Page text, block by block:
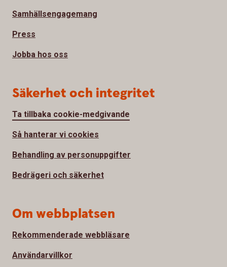
Samhällsengagemang
Press
Jobba hos oss
Säkerhet och integritet
Ta tillbaka cookie-medgivande
Så hanterar vi cookies
Behandling av personuppgifter
Bedrägeri och säkerhet
Om webbplatsen
Rekommenderade webbläsare
Användarvillkor